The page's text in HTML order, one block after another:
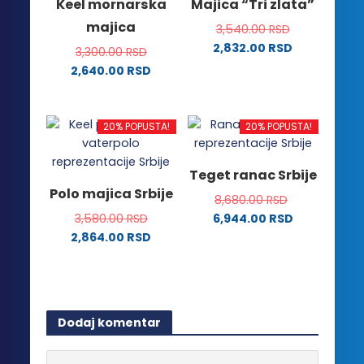
Opcije
mogu
biti
izabrane
proizvoda.
Opcije
mogu
biti
proizvoda.
Keel mornarska
majica
3,300.00RSD
2,640.00 RSD
ima
više
varijanti.
mogu
biti
izabrane
Majica “Tri zlata”
3,540.00RSD
2,832.00 RSD
više
varijanti.
mogu
biti
izabrane
20% POPUSTA!
Polo majica Srbije
3,580.00RSD
2,864.00 RSD
više
varijanti.
Opcije
20% POPUSTA!
Teget ranac Srbije
8,680.00RSD
6,944.00 RSD
Dodaj komentar